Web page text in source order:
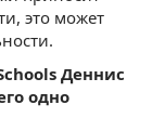
это может
Деннис
одно